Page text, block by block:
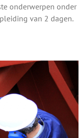
onderwerpen onder
van 2 dagen.